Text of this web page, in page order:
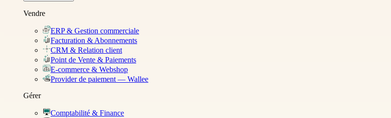
Vendre
ERP & Gestion commerciale
Facturation & Abonnements
CRM & Relation client
Point de Vente & Paiements
E-commerce & Webshop
Provider de paiement — Wallee
Gérer
Comptabilité & Finance